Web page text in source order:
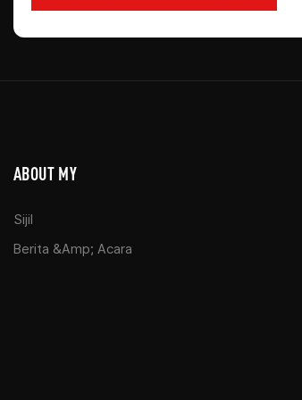
ABOUT MY
Sijil
Berita &amp; Acara